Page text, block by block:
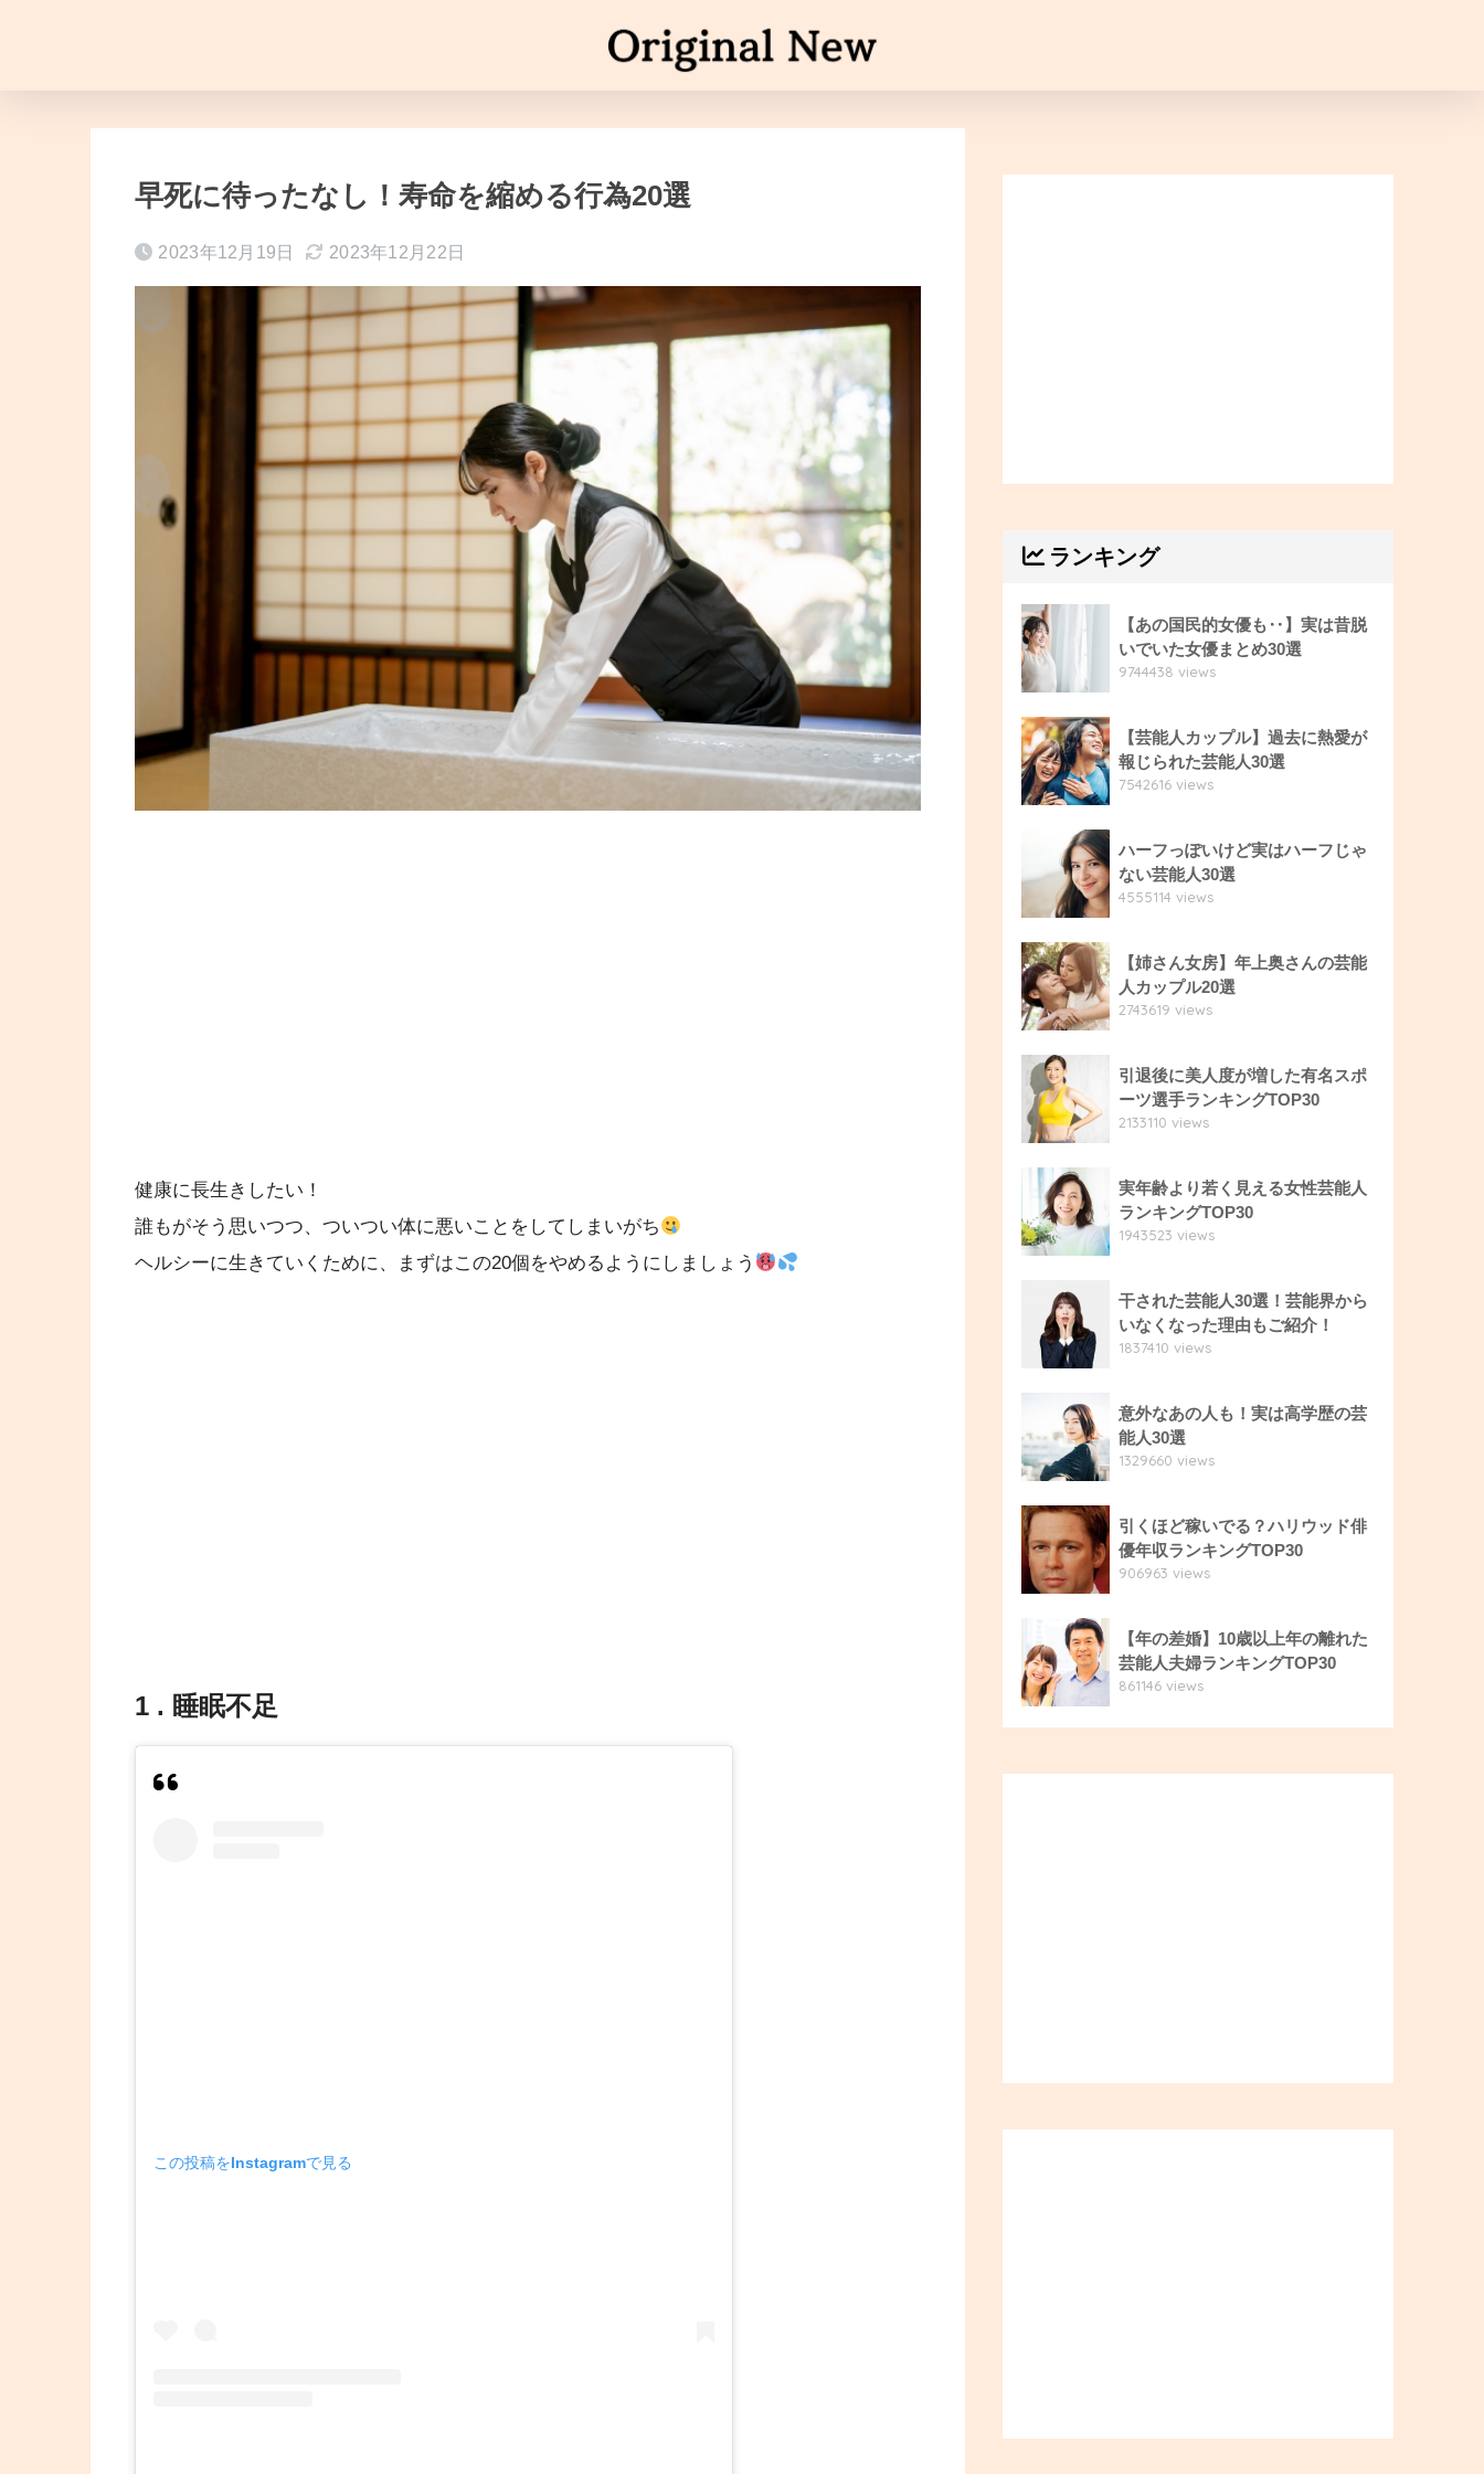
早死に待ったなし！寿命を縮める行為20選
2023年12月19日 2023年12月22日
健康に長生きしたい！
誰もがそう思いつつ、ついつい体に悪いことをしてしまいがち
ヘルシーに生きていくために、まずはこの20個をやめるようにしましょう
1 . 睡眠不足
この投稿をInstagramで見る
ランキング
【あの国民的女優も‥】実は昔脱
いでいた女優まとめ30選
9744438 views
【芸能人カップル】過去に熱愛が
報じられた芸能人30選
7542616 views
ハーフっぽいけど実はハーフじゃ
ない芸能人30選
4555114 views
【姉さん女房】年上奥さんの芸能
人カップル20選
2743619 views
引退後に美人度が増した有名スポ
ーツ選手ランキングTOP30
2133110 views
実年齢より若く見える女性芸能人
ランキングTOP30
1943523 views
干された芸能人30選！芸能界から
いなくなった理由もご紹介！
1837410 views
意外なあの人も！実は高学歴の芸
能人30選
1329660 views
引くほど稼いでる？ハリウッド俳
優年収ランキングTOP30
906963 views
【年の差婚】10歳以上年の離れた
芸能人夫婦ランキングTOP30
861146 views